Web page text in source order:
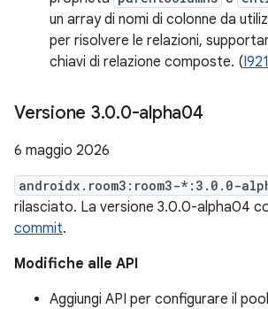
un array di nomi di colonne da
per risolvere le relazioni,
chiavi di relazione composte. (
Versione 3.0.0-alpha04
6 maggio 2026
androidx.room3:room3-*:3.0.0-
rilasciato. La versione 3.0.0-alpha04
commit.
Modifiche alle API
Aggiungi API per configurare il